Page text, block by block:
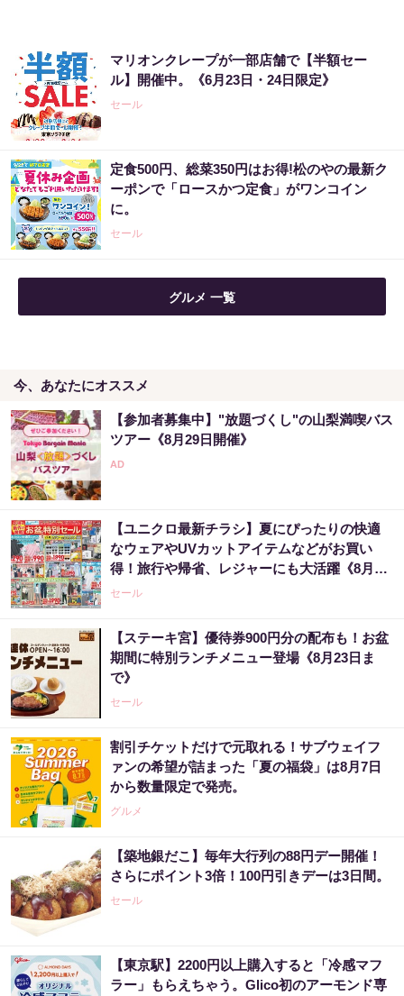
マリオンクレープが一部店舗で【半額セー
ル】開催中。《6月23日・24日限定》
セール
定食500円、総菜350円はお得!松のやの最新ク
ーポンで「ロースかつ定食」がワンコイン
に。
セール
グルメ 一覧
今、あなたにオススメ
【参加者募集中】"放題づくし"の山梨満喫バス
ツアー《8月29日開催》
【ユニクロ最新チラシ】夏にぴったりの快適
なウェアやUVカットアイテムなどがお買い
得！旅行や帰省、レジャーにも大活躍《8月13
日まで》
セール
【ステーキ宮】優待券900円分の配布も！お盆
期間に特別ランチメニュー登場《8月23日ま
で》
セール
割引チケットだけで元取れる！サブウェイフ
ァンの希望が詰まった「夏の福袋」は8月7日
から数量限定で発売。
グルメ
【築地銀だこ】毎年大行列の88円デー開催！
さらにポイント3倍！100円引きデーは3日間。
セール
【東京駅】2200円以上購入すると「冷感マフ
ラー」もらえちゃう。Glico初のアーモンド専